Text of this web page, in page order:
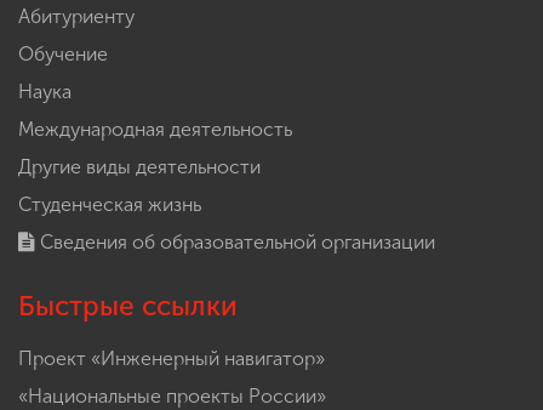
Абитуриенту
Обучение
Наука
Международная деятельность
Другие виды деятельности
Студенческая жизнь
Сведения об образовательной организации
Быстрые ссылки
Проект «Инженерный навигатор»
«Национальные проекты России»